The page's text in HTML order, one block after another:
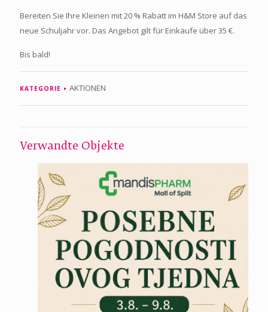
Bereiten Sie Ihre Kleinen mit 20 % Rabatt im H&M Store auf das
neue Schuljahr vor. Das Angebot gilt für Einkäufe über 35 €.
Bis bald!
KATEGORIE AKTIONEN
Verwandte Objekte